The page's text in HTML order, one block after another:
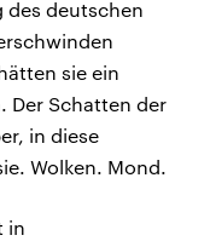
des deutschen
sie ein
Der Schatten der
in diese
Wolken. Mond.
in